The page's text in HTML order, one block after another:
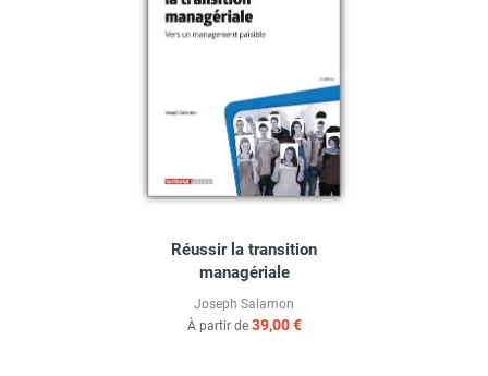
Réussir la transition
managériale
Joseph Salamon
À partir de 39,00 €